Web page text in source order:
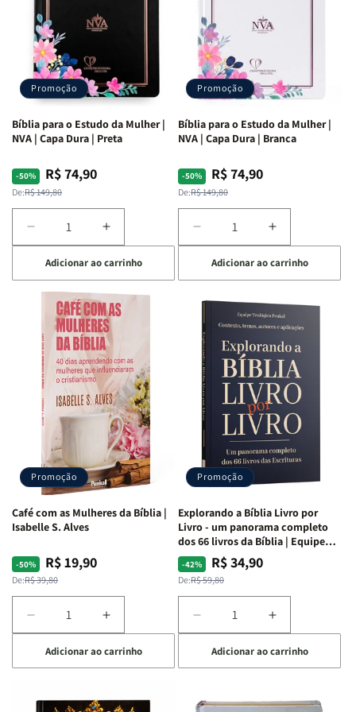
Promoção
Bíblia para o Estudo da Mulher |
NVA | Capa Dura | Preta
-50%
Preço
normal
De:R$ 149,80
Preço
promocional
R$ 74,90
Diminuir
a
quantidade
de
Bíblia
para
Estudo
da
Mulher
NVA
Capa
Dura
|
Preta
Aumentar
a
quantidade
de
Bíblia
para
o
Estudo
da
Mulher
|
NVA
|
Capa
Dura
|
Adicionar ao carrinho
Promoção
Bíblia para o Estudo da Mulher |
NVA | Capa Dura | Branca
-50%
Preço
normal
De:R$ 149,80
Preço
promocional
R$ 74,90
Diminuir
a
quantidade
de
Bíblia
o
Estudo
da
Mulher
NVA
Capa
Dura
|
Aumentar
a
quantidade
de
Bíblia
para
o
Estudo
Mulher
|
NVA
|
Capa
Dura
|
Adicionar ao carrinho
Promoção
Café com as Mulheres da Bíblia |
Isabelle S. Alves
-50%
Preço
normal
De:R$ 39,80
Preço
promocional
R$ 19,90
Diminuir
a
quantidade
de
com
Aumentar
a
quantidade
de
com
Adicionar ao carrinho
Promoção
Explorando a Bíblia Livro por
Livro - um panorama completo
dos 66 livros da Bíblia | Equipe
teológica Penkal
-42%
Preço
normal
De:R$ 59,80
Preço
promocional
R$ 34,90
Diminuir
a
quantidade
de
a
Aumentar
a
quantidade
de
a
Adicionar ao carrinho